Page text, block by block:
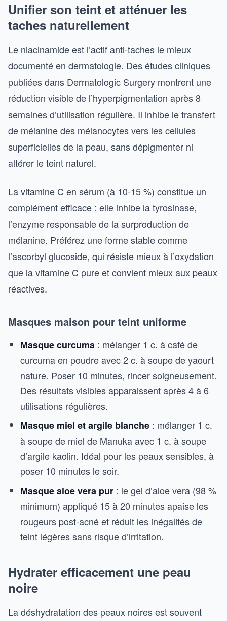
Unifier son teint et atténuer les
taches naturellement
Le niacinamide est l’actif anti-taches le mieux
documenté en dermatologie. Des études cliniques
publiées dans Dermatologic Surgery montrent une
réduction visible de l’hyperpigmentation après 8
semaines d’utilisation régulière. Il inhibe le transfert
de mélanine des mélanocytes vers les cellules
superficielles de la peau, sans dépigmenter ni
altérer le teint naturel.
La vitamine C en sérum (à 10-15 %) constitue un
complément efficace : elle inhibe la tyrosinase,
l’enzyme responsable de la surproduction de
mélanine. Préférez une forme stable comme
l’ascorbyl glucoside, qui résiste mieux à l’oxydation
que la vitamine C pure et convient mieux aux peaux
réactives.
Masques maison pour teint uniforme
Masque curcuma : mélanger 1 c. à café de
curcuma en poudre avec 2 c. à soupe de yaourt
nature. Poser 10 minutes, rincer soigneusement.
Des résultats visibles apparaissent après 4 à 6
utilisations régulières.
Masque miel et argile blanche : mélanger 1 c.
à soupe de miel de Manuka avec 1 c. à soupe
d’argile kaolin. Idéal pour les peaux sensibles, à
poser 10 minutes le soir.
Masque aloe vera pur : le gel d’aloe vera (98 %
minimum) appliqué 15 à 20 minutes apaise les
rougeurs post-acné et réduit les inégalités de
teint légères sans risque d’irritation.
Hydrater efficacement une peau
noire
La déshydratation des peaux noires est souvent